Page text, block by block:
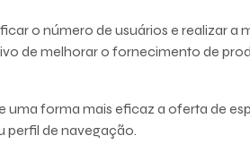
o número de usuários e realizar a
de melhorar o fornecimento de
forma mais eficaz a oferta de
perfil de navegação.